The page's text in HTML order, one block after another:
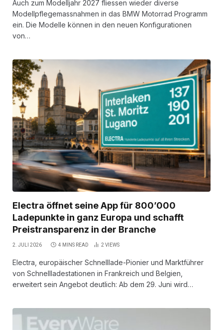
Auch zum Modelljahr 2027 fliessen wieder diverse
Modellpflegemassnahmen in das BMW Motorrad Programm
ein. Die Modelle können in den neuen Konfigurationen
von…
Electra öffnet seine App für 800’000
Ladepunkte in ganz Europa und schafft
Preistransparenz in der Branche
2. JULI 2026 4 MINS READ 2 VIEWS
Electra, europäischer Schnelllade-Pionier und Marktführer
von Schnellladestationen in Frankreich und Belgien,
erweitert sein Angebot deutlich: Ab dem 29. Juni wird…